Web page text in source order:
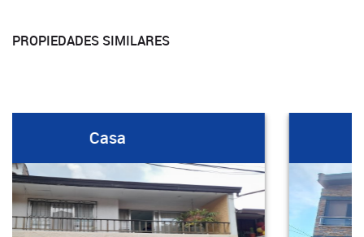
PROPIEDADES SIMILARES